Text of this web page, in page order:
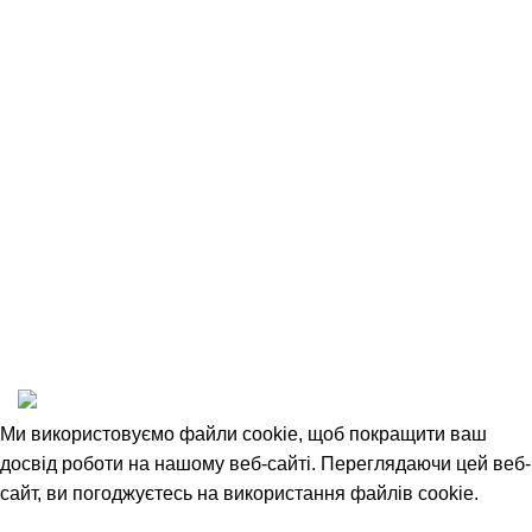
Ми використовуємо файли cookie, щоб покращити ваш
досвід роботи на нашому веб-сайті. Переглядаючи цей веб-
сайт, ви погоджуєтесь на використання файлів cookie.